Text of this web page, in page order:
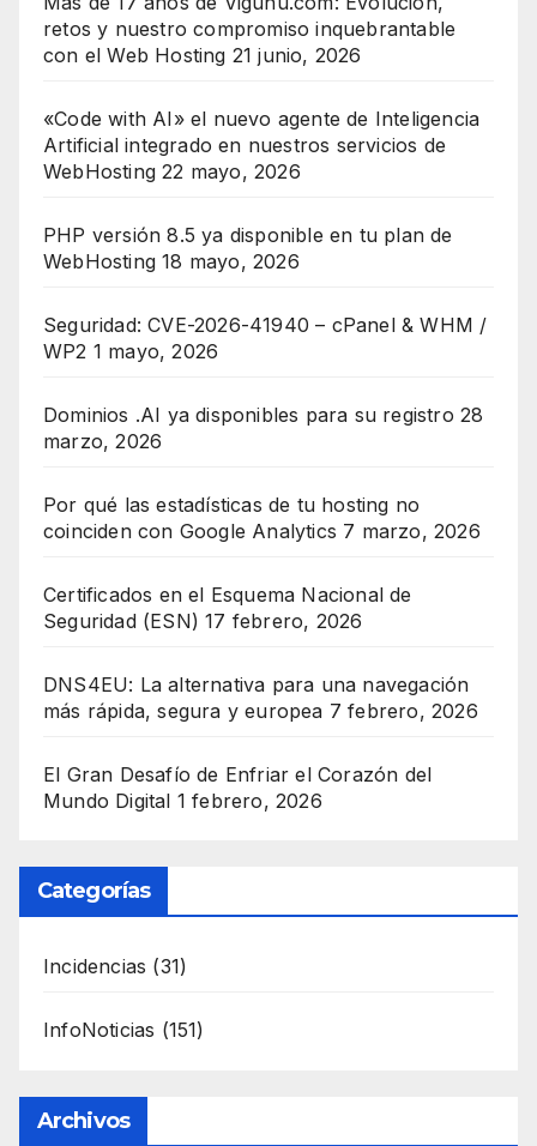
retos y nuestro compromiso inquebrantable
con el Web Hosting 21 junio, 2026
«Code with AI» el nuevo agente de Inteligencia
Artificial integrado en nuestros servicios de
WebHosting 22 mayo, 2026
PHP versión 8.5 ya disponible en tu plan de
WebHosting 18 mayo, 2026
Seguridad: CVE-2026-41940 – cPanel & WHM /
WP2 1 mayo, 2026
Dominios .AI ya disponibles para su registro 28
marzo, 2026
Por qué las estadísticas de tu hosting no
coinciden con Google Analytics 7 marzo, 2026
Certificados en el Esquema Nacional de
Seguridad (ESN) 17 febrero, 2026
DNS4EU: La alternativa para una navegación
más rápida, segura y europea 7 febrero, 2026
El Gran Desafío de Enfriar el Corazón del
Mundo Digital 1 febrero, 2026
Categorías
Incidencias (31)
InfoNoticias (151)
Archivos